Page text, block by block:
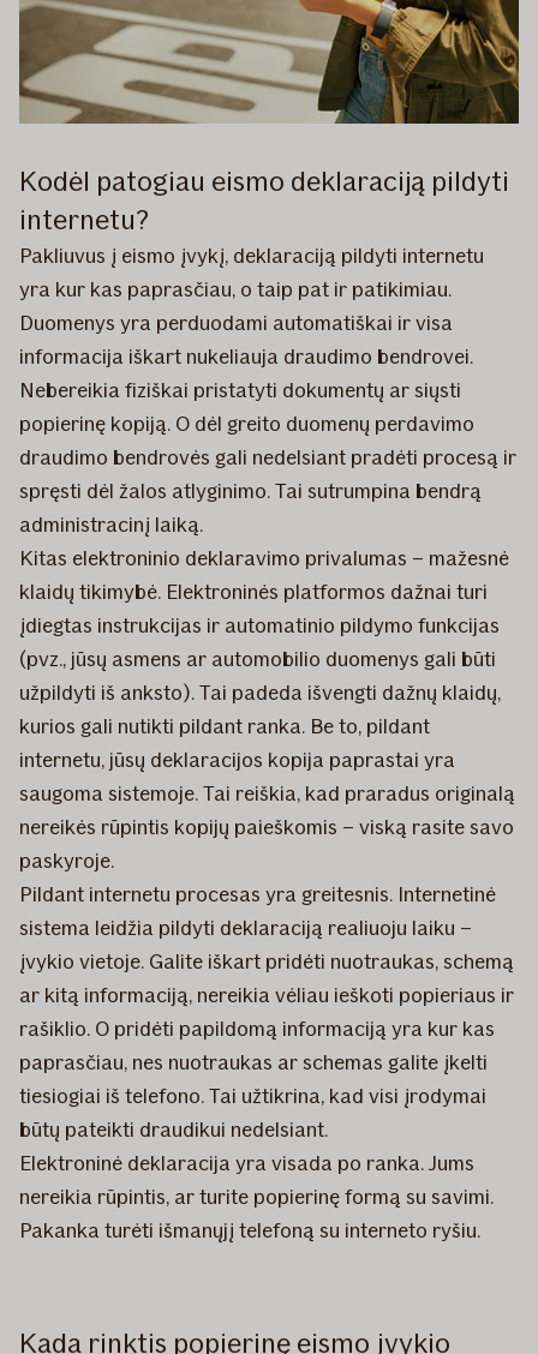
Kodėl patogiau eismo deklaraciją pildyti
internetu?
Pakliuvus į eismo įvykį, deklaraciją pildyti internetu
yra kur kas paprasčiau, o taip pat ir patikimiau.
Duomenys yra perduodami automatiškai ir visa
informacija iškart nukeliauja draudimo bendrovei.
Nebereikia fiziškai pristatyti dokumentų ar siųsti
popierinę kopiją. O dėl greito duomenų perdavimo
draudimo bendrovės gali nedelsiant pradėti procesą ir
spręsti dėl žalos atlyginimo. Tai sutrumpina bendrą
administracinį laiką.
Kitas elektroninio deklaravimo privalumas – mažesnė
klaidų tikimybė. Elektroninės platformos dažnai turi
įdiegtas instrukcijas ir automatinio pildymo funkcijas
(pvz., jūsų asmens ar automobilio duomenys gali būti
užpildyti iš anksto). Tai padeda išvengti dažnų klaidų,
kurios gali nutikti pildant ranka. Be to, pildant
internetu, jūsų deklaracijos kopija paprastai yra
saugoma sistemoje. Tai reiškia, kad praradus originalą
nereikės rūpintis kopijų paieškomis – viską rasite savo
paskyroje.
Pildant internetu procesas yra greitesnis. Internetinė
sistema leidžia pildyti deklaraciją realiuoju laiku –
įvykio vietoje. Galite iškart pridėti nuotraukas, schemą
ar kitą informaciją, nereikia vėliau ieškoti popieriaus ir
rašiklio. O pridėti papildomą informaciją yra kur kas
paprasčiau, nes nuotraukas ar schemas galite įkelti
tiesiogiai iš telefono. Tai užtikrina, kad visi įrodymai
būtų pateikti draudikui nedelsiant.
Elektroninė deklaracija yra visada po ranka. Jums
nereikia rūpintis, ar turite popierinę formą su savimi.
Pakanka turėti išmanųjį telefoną su interneto ryšiu.
Kada rinktis popierinę eismo įvykio